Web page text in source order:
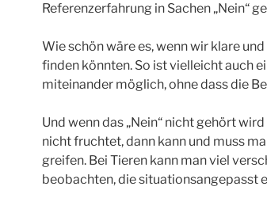
Referenzerfahrung in Sachen „Nein“
Wie schön wäre es, wenn wir klare
finden könnten. So ist vielleicht auch
miteinander möglich, ohne dass die
Und wenn das „Nein“ nicht gehört
nicht fruchtet, dann kann und muss
greifen. Bei Tieren kann man viel
beobachten, die situationsangepasst